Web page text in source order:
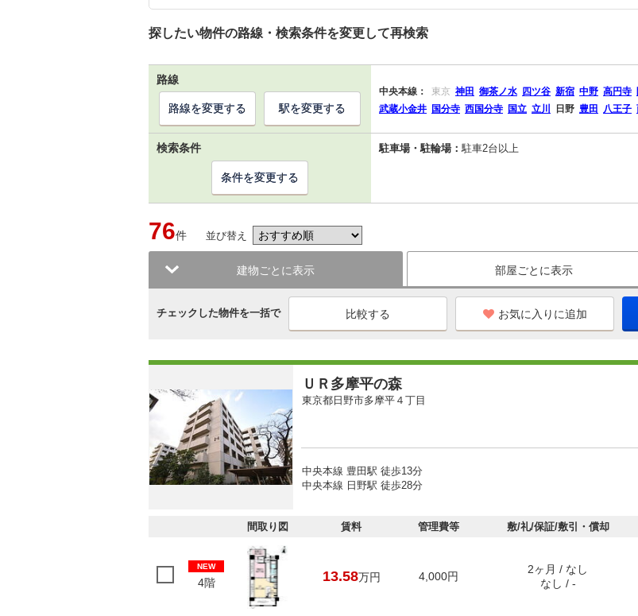
探したい物件の路線・検索条件を変更して再検索
路線
中央本線： 東京 神田 御茶ノ水 四ツ谷 新宿 中野 高円寺
武蔵小金井 国分寺 西国分寺 国立 立川 日野 豊田 八王子
路線を変更する 駅を変更する
検索条件 駐車場・駐輪場：駐車2台以上
条件を変更する
76件 並び替え
建物ごとに表示 部屋ごとに表示
チェックした物件を一括で お気に入りに追加
ＵＲ多摩平の森
東京都日野市多摩平４丁目
中央本線 豊田駅 徒歩13分
中央本線 日野駅 徒歩28分
間取り図 賃料 管理費等 敷/礼/保証/敷引・償却
NEW
4階 13.58万円 4,000円
2ヶ月 / なし
なし / -